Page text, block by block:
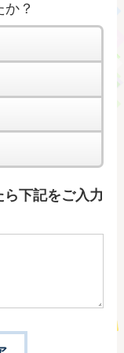
？
下記をご入力